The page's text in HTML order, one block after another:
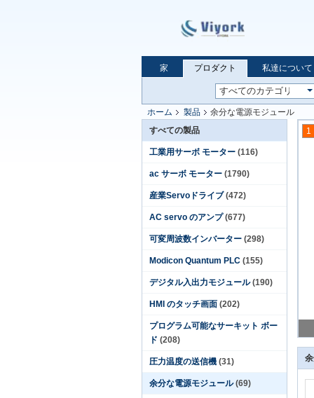
家 プロダクト 私達について
ホーム 製品
余分な電源モジュール
すべての製品
工業用サーボ モーター (116)
ac サーボ モーター (1790)
産業Servoドライブ (472)
AC servo のアンプ (677)
可変周波数インバーター (298)
Modicon Quantum PLC (155)
デジタル入出力モジュール (190)
HMI のタッチ画面 (202)
プログラム可能なサーキット ボー
ド (208)
圧力温度の送信機 (31)
余分な電源モジュール (69)
1